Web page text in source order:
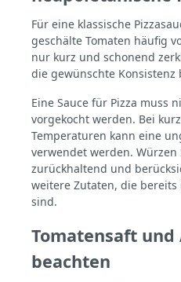
Für eine klassische
geschälte Tomaten häufig
nur kurz und schonend
die gewünschte Konsistenz
Eine Sauce für Pizza muss
vorgekocht werden. Bei
Temperaturen kann eine
verwendet werden. Würzen
zurückhaltend und
weitere Zutaten, die
sind.
Tomatensaft
beachten